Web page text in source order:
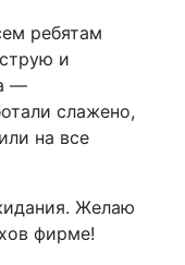
ребятам
и
—
слажено,
на все
Желаю
фирме!